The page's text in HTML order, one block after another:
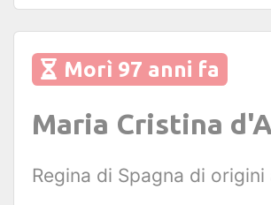
Morì 97 anni fa
Maria Cristina
Regina di Spagna di